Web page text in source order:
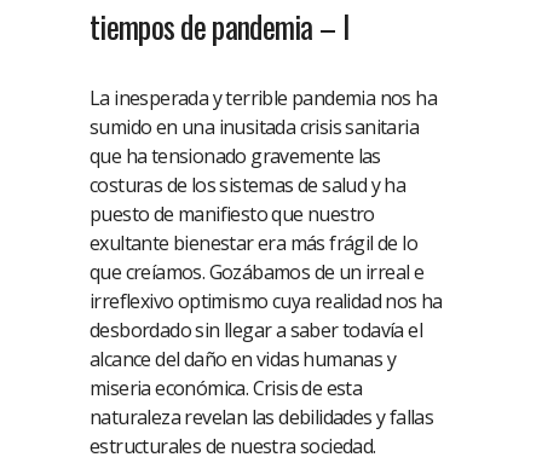
tiempos de pandemia – I
La inesperada y terrible pandemia nos ha
sumido en una inusitada crisis sanitaria
que ha tensionado gravemente las
costuras de los sistemas de salud y ha
puesto de manifiesto que nuestro
exultante bienestar era más frágil de lo
que creíamos. Gozábamos de un irreal e
irreflexivo optimismo cuya realidad nos ha
desbordado sin llegar a saber todavía el
alcance del daño en vidas humanas y
miseria económica. Crisis de esta
naturaleza revelan las debilidades y fallas
estructurales de nuestra sociedad.